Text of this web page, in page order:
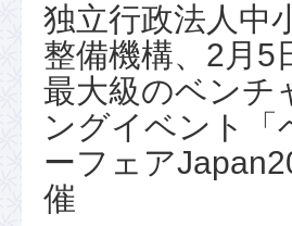
独立行政法人中
整備機構、2月5
最大級のベンチ
ングイベント「
ーフェア
催